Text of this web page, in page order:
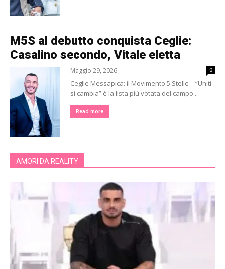
M5S al debutto conquista Ceglie:
Casalino secondo, Vitale eletta
Maggio 29, 2026 0
Ceglie Messapica: il Movimento 5 Stelle – “Uniti
si cambia” è la lista più votata del campo...
Read more
AMORI DA REALITY